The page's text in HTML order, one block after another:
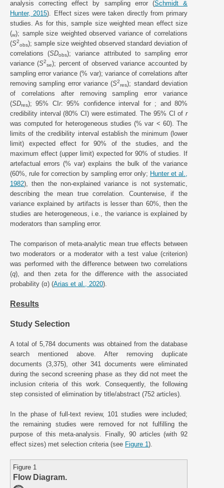
analysis correcting effect by sampling error (Schmidt &
Hunter, 2015). Effect sizes were taken directly from primary
studies. As for this, sample size weighted mean effect size
(w); sample size weighted observed variance of correlations
(S2
obs); sample size weighted observed standard deviation of
correlations (SDobs); variance attributed to sampling error
variance (S2
se); percent of observed variance accounted by
sampling error variance (% var); variance of correlations after
removing sampling error variance (S2
res); standard deviation
of correlations after removing sampling error variance
(SDres); 95% CIr: 95% confidence interval for ; and 80%
credibility interval (80% CI) were estimated. The 95% CI of r
was computed for heterogeneous studies (% var < 60). The
limits of the credibility interval establish the minimum (lower
limit) expected effect for 90% of the studies, and the
maximum effect (upper limit) expected for 90% of studies. If
artefactual errors (% var) explains the bulk of the variance
(60%, rule for correction by sampling error only; Hunter et al.,
1982), then the non-explained variance is not systematic,
describing the mean true correlation. Counterwise, if the
variance explained by artifacts is lesser than 60%, then the
studies are heterogeneous, i.e., the variance is explained by
moderators than sampling error.
The comparison of meta-analytic mean true effects between
two moderators or a moderator with a test value (criterion)
was performed with the difference between two correlations
(q), and then zeta for the difference with the associated
probability (α) (Arias et al., 2020).
Results
Study Selection
A total of 5,784 documents was obtained from the database
search mentioned above. After removing duplicate
documents (3,375), other 341 documents were eliminated
during the second screening phase as they did not meet the
inclusion criteria of this work. Consequently, the following
step consisted of elimination by title/abstract (752 articles).
In the phase of full-text review, 101 studies were included;
the remaining studies were removed for not fulfilling the
purpose of this meta-analysis. Finally, 90 articles (with 92
effect sizes) met selection criteria (see Figure 1).
Figure 1
Flow Diagram.